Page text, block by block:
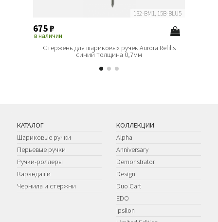
132-BM1, 15B-BLU5
675₽
в наличии
Стержень для шариковых ручек Aurora Refills
синий толщина 0,7мм
КАТАЛОГ
Шариковые ручки
Перьевые ручки
Ручки-роллеры
Карандаши
Чернила и стержни
КОЛЛЕКЦИИ
Alpha
Anniversary
Demonstrator
Design
Duo Cart
EDO
Ipsilon